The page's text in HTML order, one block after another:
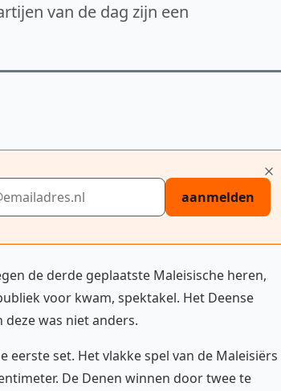
van de dag zijn een
aanmelden
de derde geplaatste Maleisische heren,
voor kwam, spektakel. Het Deense
was niet anders.
set. Het vlakke spel van de Maleisiërs
De Denen winnen door twee te